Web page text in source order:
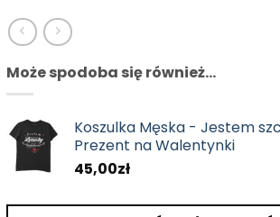
Może spodoba się również…
Koszulka Męska - Jestem
Prezent na Walentynki
45,00zł